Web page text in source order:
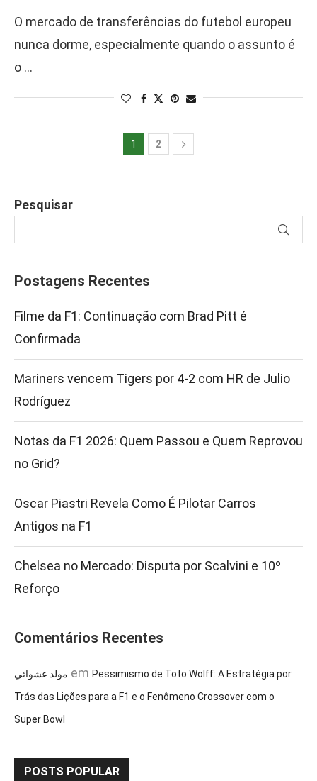
O mercado de transferências do futebol europeu
nunca dorme, especialmente quando o assunto é
o …
1 2
Pesquisar
Postagens Recentes
Filme da F1: Continuação com Brad Pitt é
Confirmada
Mariners vencem Tigers por 4-2 com HR de Julio
Rodríguez
Notas da F1 2026: Quem Passou e Quem Reprovou
no Grid?
Oscar Piastri Revela Como É Pilotar Carros
Antigos na F1
Chelsea no Mercado: Disputa por Scalvini e 10º
Reforço
Comentários Recentes
مولد عشوائي em Pessimismo de Toto Wolff: A Estratégia por
Trás das Lições para a F1 e o Fenômeno Crossover com o
Super Bowl
POSTS POPULAR